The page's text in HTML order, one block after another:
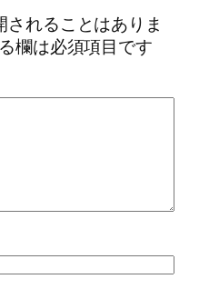
れることはありま
欄は必須項目です